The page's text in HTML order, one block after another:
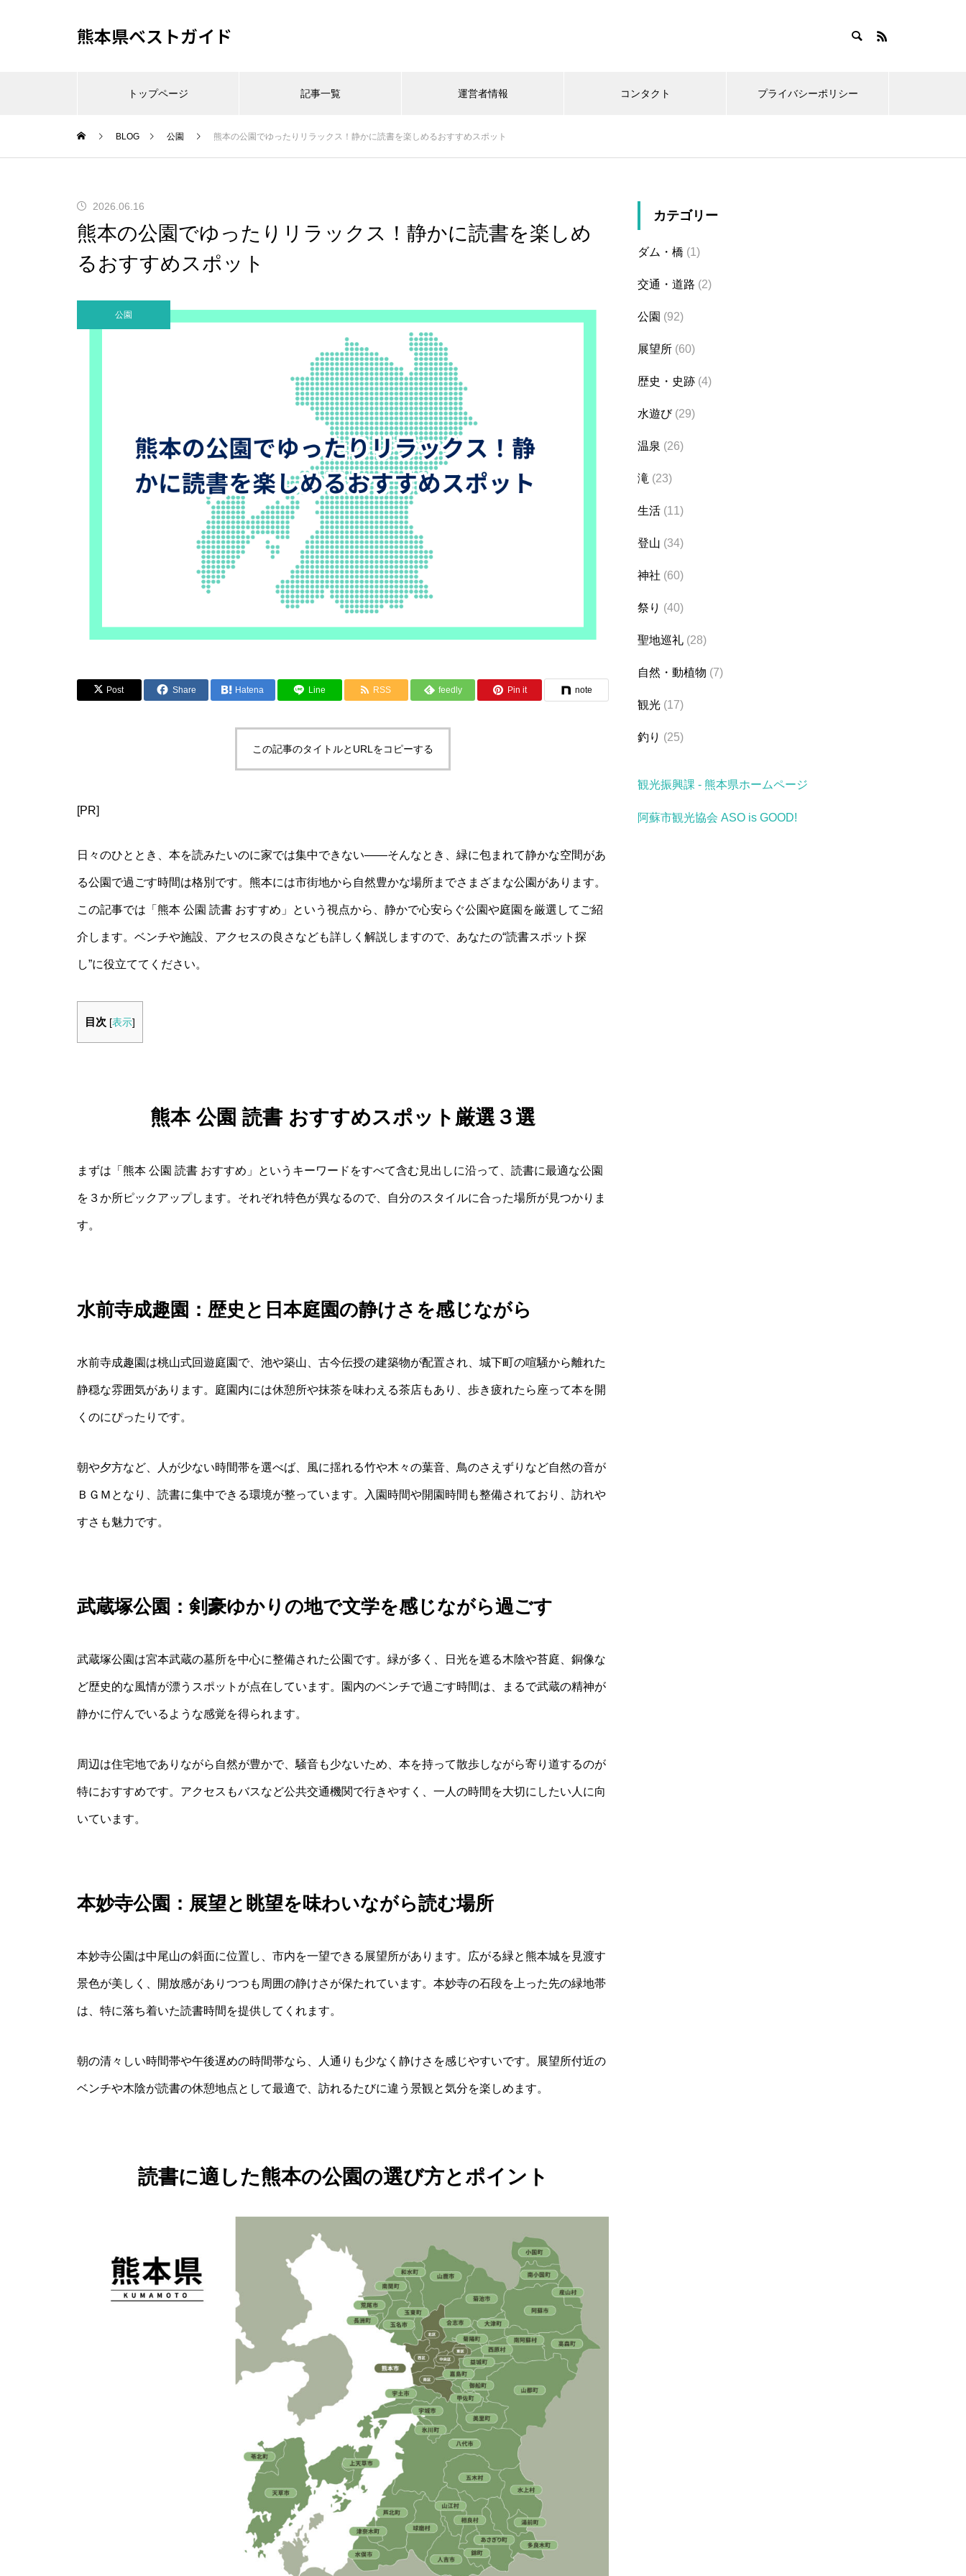
熊本県ベストガイド
トップページ 記事一覧 運営者情報 コンタクト プライバシーポリシー
BLOG 公園 熊本の公園でゆったりリラックス！静かに読書を楽しめるおすすめスポット
2026.06.16
熊本の公園でゆったりリラックス！静かに読書を楽しめ
るおすすめスポット
公園
Post Share Hatena Line RSS feedly Pin it note
この記事のタイトルとURLをコピーする
[PR]
日々のひととき、本を読みたいのに家では集中できない――そんなとき、緑に包まれて静かな空間があ
る公園で過ごす時間は格別です。熊本には市街地から自然豊かな場所までさまざまな公園があります。
この記事では「熊本 公園 読書 おすすめ」という視点から、静かで心安らぐ公園や庭園を厳選してご紹
介します。ベンチや施設、アクセスの良さなども詳しく解説しますので、あなたの“読書スポット探
し”に役立ててください。
目次 [表示]
熊本 公園 読書 おすすめスポット厳選３選
まずは「熊本 公園 読書 おすすめ」というキーワードをすべて含む見出しに沿って、読書に最適な公園
を３か所ピックアップします。それぞれ特色が異なるので、自分のスタイルに合った場所が見つかりま
す。
水前寺成趣園：歴史と日本庭園の静けさを感じながら
水前寺成趣園は桃山式回遊庭園で、池や築山、古今伝授の建築物が配置され、城下町の喧騒から離れた
静穏な雰囲気があります。庭園内には休憩所や抹茶を味わえる茶店もあり、歩き疲れたら座って本を開
くのにぴったりです。
朝や夕方など、人が少ない時間帯を選べば、風に揺れる竹や木々の葉音、鳥のさえずりなど自然の音が
ＢＧＭとなり、読書に集中できる環境が整っています。入園時間や開園時間も整備されており、訪れや
すさも魅力です。
武蔵塚公園：剣豪ゆかりの地で文学を感じながら過ごす
武蔵塚公園は宮本武蔵の墓所を中心に整備された公園です。緑が多く、日光を遮る木陰や苔庭、銅像な
ど歴史的な風情が漂うスポットが点在しています。園内のベンチで過ごす時間は、まるで武蔵の精神が
静かに佇んでいるような感覚を得られます。
周辺は住宅地でありながら自然が豊かで、騒音も少ないため、本を持って散歩しながら寄り道するのが
特におすすめです。アクセスもバスなど公共交通機関で行きやすく、一人の時間を大切にしたい人に向
いています。
本妙寺公園：展望と眺望を味わいながら読む場所
本妙寺公園は中尾山の斜面に位置し、市内を一望できる展望所があります。広がる緑と熊本城を見渡す
景色が美しく、開放感がありつつも周囲の静けさが保たれています。本妙寺の石段を上った先の緑地帯
は、特に落ち着いた読書時間を提供してくれます。
朝の清々しい時間帯や午後遅めの時間帯なら、人通りも少なく静けさを感じやすいです。展望所付近の
ベンチや木陰が読書の休憩地点として最適で、訪れるたびに違う景観と気分を楽しめます。
読書に適した熊本の公園の選び方とポイント
カテゴリー
ダム・橋 (1)
交通・道路 (2)
公園 (92)
展望所 (60)
歴史・史跡 (4)
水遊び(29)
温泉 (26)
滝 (23)
生活 (11)
登山 (34)
神社 (60)
祭り (40)
聖地巡礼 (28)
自然・動植物 (7)
観光 (17)
釣り (25)
観光振興課 - 熊本県ホームページ
阿蘇市観光協会 ASO is GOOD!